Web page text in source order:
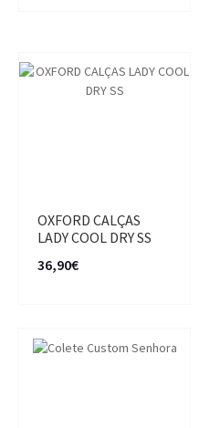
OXFORD CALÇAS
LADY COOL DRY SS
36,90€